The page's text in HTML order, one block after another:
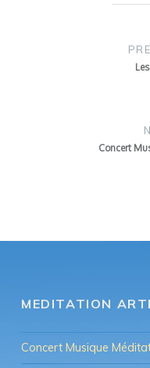
Concert
MEDITATION
Concert Musique